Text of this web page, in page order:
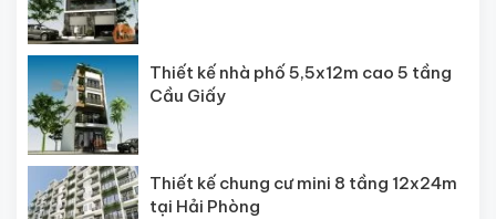
Thiết kế nhà phố 5,5x12m cao 5 tầng
Cầu Giấy
Thiết kế chung cư mini 8 tầng 12x24m
tại Hải Phòng